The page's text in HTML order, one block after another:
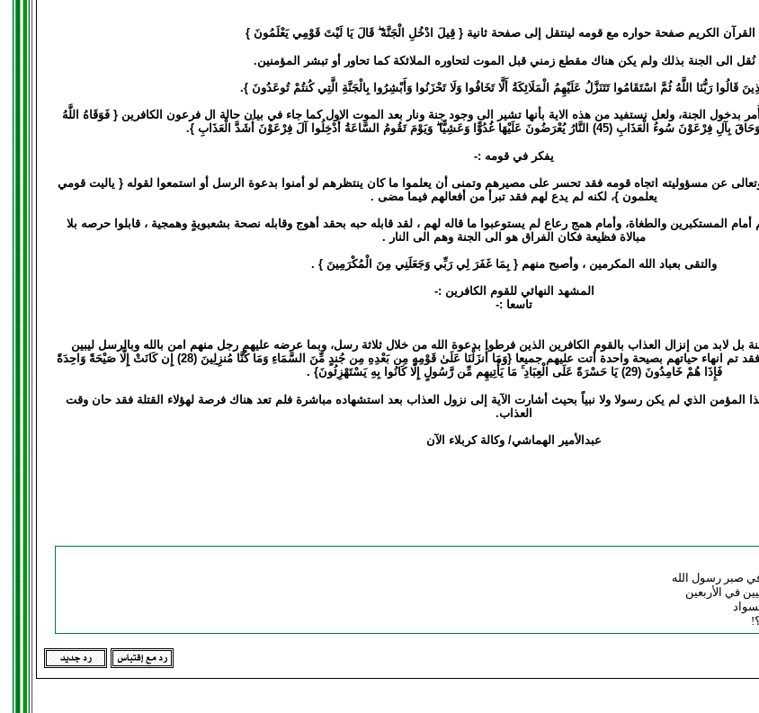
القرآن الكريم صفحة حواره مع قومه لينتقل إلى صفحة ثانية { قِيلَ ادْخُلِ الْجَنَّةَ ۖ قَالَ يَا لَيْتَ قَوْمِي يَعْلَمُونَ }
نُقل الى الجنة بذلك ولم يكن هناك مقطع زمني قبل الموت لتحاوره الملائكة كما تحاور أو تبشر المؤمنين.
قَالُوا رَبُّنَا اللَّهُ ثُمَّ اسْتَقَامُوا تَتَنَزَّلُ عَلَيْهِمُ الْمَلَائِكَةُ أَلَّا تَخَافُوا وَلَا تَحْزَنُوا وَأَبْشِرُوا بِالْجَنَّةِ الَّتِي كُنتُمْ تُوعَدُونَ }.
بدخول الجنة، ولعل نستفيد من هذه الاية بأنها تشير الى وجود جنة ونار بعد الموت الاول كما جاء في بيان حالة ال فرعون الكافرين { فَوَقَاهُ اللَّهُ
النَّارُ يُعْرَضُونَ عَلَيْهَا غُدُوًّا وَعَشِيًّا ۖ وَيَوْمَ تَقُومُ السَّاعَةُ أَدْخِلُوا آلَ فِرْعَوْنَ أَشَدَّ الْعَذَابِ }.
يفكر في قومه :-
وتعالى عن مسؤوليته اتجاه قومه فقد تحسر على مصيرهم وتمنى أن يعلموا ما كان ينتظرهم لو أمنوا بدعوة الرسل أو استمعوا لقوله { ياليت قومي
يعلمون }، لكنه لم يدع لهم فقد تبرأ من أفعالهم فيما مضى .
المستكبرين والطغاة، وأمام همج رعاع لم يستوعبوا ما قاله لهم ، لقد قابله حبه بحقد أهوج وقابله نصحة بشعبويةٍ وهمجية ، قابلوا حرصه بلا
مبالاة فظيعة فكان الفراق هو الى الجنة وهم الى النار .
والتقى بعباد الله المكرمين ، وأصبح منهم { بِمَا غَفَرَ لِي رَبِّي وَجَعَلَنِي مِنَ الْمُكْرَمِينَ } .
المشهد النهائي للقوم الكافرين :-
تاسعا :-
بل لابد من إنزال العذاب بالقوم الكافرين الذين فرطوا بدعوة الله من خلال ثلاثة رسل، وبما عرضه عليهم رجل منهم امن بالله وبالرسل ليبين
مصيرهم الدنيوي حيث بين الله قدرته عليهم فقد تم انهاء حياتهم بصيحة واحدة أتت عليهم جميعا {وَمَا أَنزَلْنَا عَلَىٰ قَوْمِهِ مِن بَعْدِهِ مِن جُندٍ مِّنَ السَّمَاءِ وَمَا كُنَّا مُنزِلِينَ (28) إِن كَانَتْ إِلَّا صَيْحَةً وَاحِدَةً
فَإِذَا هُمْ خَامِدُونَ (29) يَا حَسْرَةً عَلَى الْعِبَادِ ۚ مَا يَأْتِيهِم مِّن رَّسُولٍ إِلَّا كَانُوا بِهِ يَسْتَهْزِئُونَ} .
هذا المؤمن الذي لم يكن رسولا ولا نبياً بحيث أشارت الآية إلى نزول العذاب بعد استشهاده مباشرة فلم تعد هناك فرصة لهؤلاء القتلة فقد حان وقت
العذاب.
عبدالأمير الهماشي/ وكالة كربلاء الآن
صبر رسول الله
في الأربعين